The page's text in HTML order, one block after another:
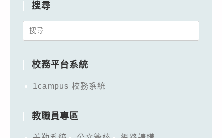
搜尋
Search
校務平台系統
1campus 校務系統
教職員專區